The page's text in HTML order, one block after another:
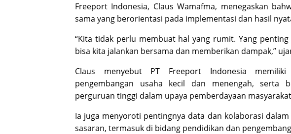
Freeport Indonesia, Claus Wamafma, menegaskan
sama yang berorientasi pada implementasi dan hasil
“Kita tidak perlu membuat hal yang rumit. Yang
bisa kita jalankan bersama dan memberikan dampak,”
Claus menyebut PT Freeport Indonesia
pengembangan usaha kecil dan menengah, serta
perguruan tinggi dalam upaya pemberdayaan
Ia juga menyoroti pentingnya data dan kolaborasi
sasaran, termasuk di bidang pendidikan dan